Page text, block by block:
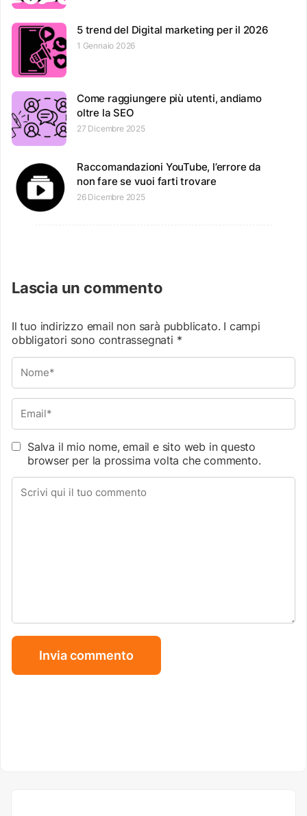
5 trend del Digital marketing per il 2026
1 Gennaio 2026
Come raggiungere più utenti, andiamo
oltre la SEO
27 Dicembre 2025
Raccomandazioni YouTube, l’errore da
non fare se vuoi farti trovare
26 Dicembre 2025
Lascia un commento
Il tuo indirizzo email non sarà pubblicato. I campi
obbligatori sono contrassegnati *
Salva il mio nome, email e sito web in questo
browser per la prossima volta che commento.